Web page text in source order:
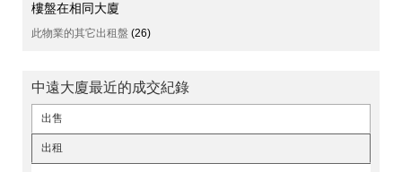
樓盤在相同大廈
此物業的其它出租盤 (26)
中遠大廈最近的成交紀錄
出售
出租